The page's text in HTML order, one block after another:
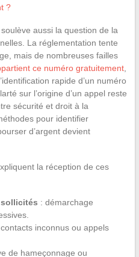
?
aussi la question de la
La réglementation tente
mais de nombreuses failles
ce numéro gratuitement,
rapide d’un numéro
sur l’origine d’un appel reste
sécurité et droit à la
pour identifier
d’argent devient
la réception de ces
: démarchage
inconnus ou appels
de hameçonnage ou